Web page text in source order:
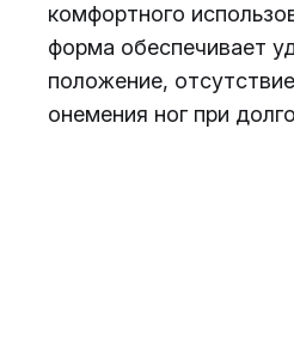
комфортного
форма обеспечивает
положение,
онемения ног при